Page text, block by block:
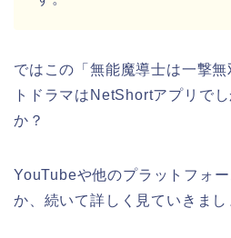
ではこの「無能魔導士は一撃無
トドラマはNetShortアプリで
か？
YouTubeや他のプラットフォ
か、続いて詳しく見ていきまし